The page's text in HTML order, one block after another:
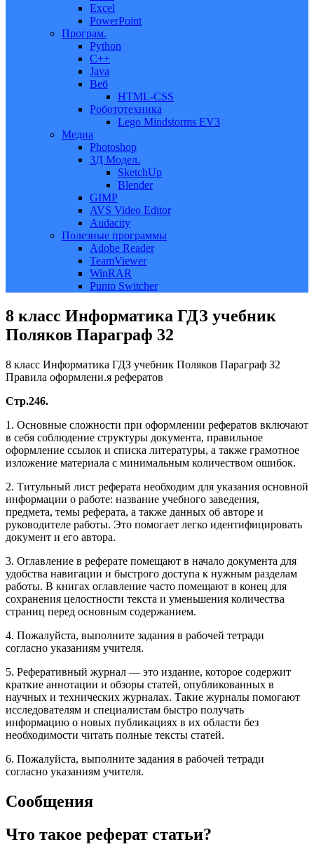
Excel
PowerPoint
Програм.
Python
C++
Java
Веб
HTML-CSS
Робототехника
Lego Mindstorms EV3
Медиа
Photoshop
3Д Модел.
SketchUp
Blender
GIMP
AVS Video Editor
Audacity
Полезные программы
Adobe Reader
TeamViewer
WinRAR
Punto Switcher
8 класс Информатика ГДЗ учебник
Поляков Параграф 32
8 класс Информатика ГДЗ учебник Поляков Параграф 32
Правила оформлени.я рефератов
Стр.246.
1. Основные сложности при оформлении рефератов включают
в себя соблюдение структуры документа, правильное
оформление ссылок и списка литературы, а также грамотное
изложение материала с минимальным количеством ошибок.
2. Титульный лист реферата необходим для указания основной
информации о работе: название учебного заведения,
предмета, темы реферата, а также данных об авторе и
руководителе работы. Это помогает легко идентифицировать
документ и его автора.
3. Оглавление в реферате помещают в начало документа для
удобства навигации и быстрого доступа к нужным разделам
работы. В книгах оглавление часто помещают в конец для
сохранения целостности текста и уменьшения количества
страниц перед основным содержанием.
4. Пожалуйста, выполните задания в рабочей тетради
согласно указаниям учителя.
5. Реферативный журнал — это издание, которое содержит
краткие аннотации и обзоры статей, опубликованных в
научных и технических журналах. Такие журналы помогают
исследователям и специалистам быстро получать
информацию о новых публикациях в их области без
необходимости читать полные тексты статей.
6. Пожалуйста, выполните задания в рабочей тетради
согласно указаниям учителя.
Сообщения
Что такое реферат статьи?